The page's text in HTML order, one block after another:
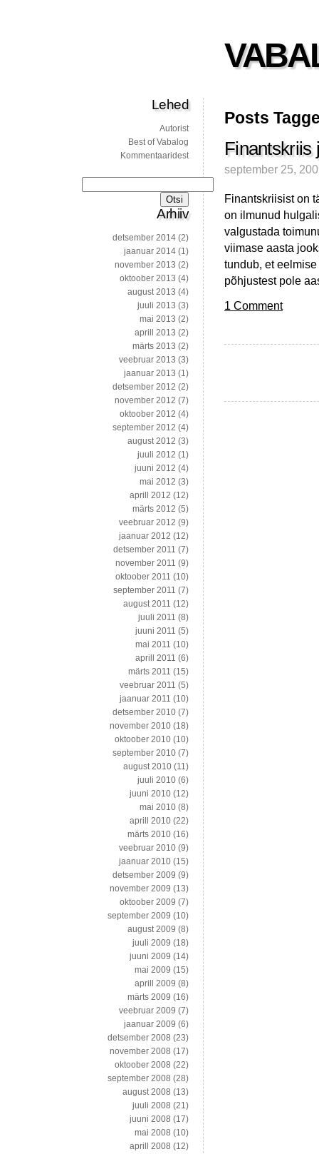
Posts
Finantskriis
september 25,
Finantskriisist on
on ilmunud
valgustada
viimase aasta
tundub, et
põhjustest pole
1 Comment
Lehed
Autorist
Best of Vabalog
Kommentaaridest
Arhiiv
detsember 2014 (2)
jaanuar 2014 (1)
november 2013 (2)
oktoober 2013 (4)
august 2013 (4)
juuli 2013 (3)
mai 2013 (2)
aprill 2013 (2)
märts 2013 (2)
veebruar 2013 (3)
jaanuar 2013 (1)
detsember 2012 (2)
november 2012 (7)
oktoober 2012 (4)
september 2012 (4)
august 2012 (3)
juuli 2012 (1)
juuni 2012 (4)
mai 2012 (3)
aprill 2012 (12)
märts 2012 (5)
veebruar 2012 (9)
jaanuar 2012 (12)
detsember 2011 (7)
november 2011 (9)
oktoober 2011 (10)
september 2011 (7)
august 2011 (12)
juuli 2011 (8)
juuni 2011 (5)
mai 2011 (10)
aprill 2011 (6)
märts 2011 (15)
veebruar 2011 (5)
jaanuar 2011 (10)
detsember 2010 (7)
november 2010 (18)
oktoober 2010 (10)
september 2010 (7)
august 2010 (11)
juuli 2010 (6)
juuni 2010 (12)
mai 2010 (8)
aprill 2010 (22)
märts 2010 (16)
veebruar 2010 (9)
jaanuar 2010 (15)
detsember 2009 (9)
november 2009 (13)
oktoober 2009 (7)
september 2009 (10)
august 2009 (8)
juuli 2009 (18)
juuni 2009 (14)
mai 2009 (15)
aprill 2009 (8)
märts 2009 (16)
veebruar 2009 (7)
jaanuar 2009 (6)
detsember 2008 (23)
november 2008 (17)
oktoober 2008 (22)
september 2008 (28)
august 2008 (13)
juuli 2008 (21)
juuni 2008 (17)
mai 2008 (10)
aprill 2008 (12)